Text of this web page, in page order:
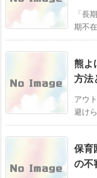
「長
期不
熊よ
方法
アウ
避け
保育
の不